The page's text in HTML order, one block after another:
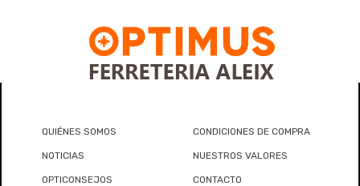
QUIÉNES SOMOS CONDICIONES DE COMPRA
NOTICIAS NUESTROS VALORES
OPTICONSEJOS CONTACTO